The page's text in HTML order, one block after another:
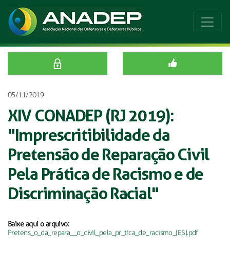
05/11/2019
XIV CONADEP (RJ 2019):
"Imprescritibilidade da
Pretensão de Reparação Civil
Pela Prática de Racismo e de
Discriminação Racial"
Baixe aqui o arquivo:
Pretens_o_da_repara__o_civil_pela_pr_tica_de_racismo_(ES).pdf